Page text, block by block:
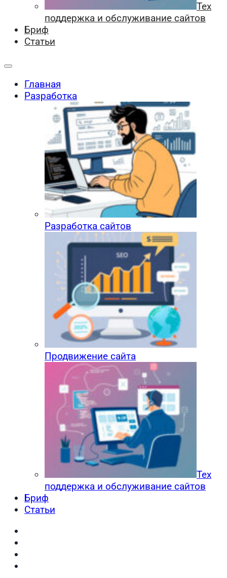
Тех
поддержка и обслуживание сайтов
Бриф
Статьи
Главная
Разработка
Разработка сайтов
Продвижение сайта
Тех
поддержка и обслуживание сайтов
Бриф
Статьи